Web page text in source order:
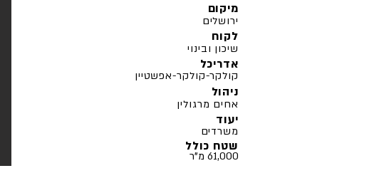
ירושלים
שיכון ובינוי
לקוח
קולקר-קולקר-אפשטיין
אדריכל
אחים מרגולין
ניהול
יעוד
משרדים
61,000 מ"ר
שטח כולל
מיקום